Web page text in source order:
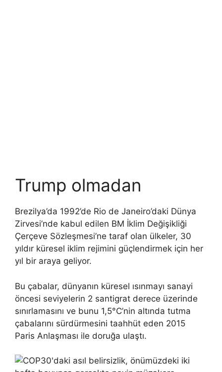
Trump olmadan
Brezilya’da 1992’de Rio de Janeiro’daki Dünya
Zirvesi’nde kabul edilen BM İklim Değişikliği
Çerçeve Sözleşmesi’ne taraf olan ülkeler, 30
yıldır küresel iklim rejimini güçlendirmek için her
yıl bir araya geliyor.
Bu çabalar, dünyanın küresel ısınmayı sanayi
öncesi seviyelerin 2 santigrat derece üzerinde
sınırlamasını ve bunu 1,5°C’nin altında tutma
çabalarını sürdürmesini taahhüt eden 2015
Paris Anlaşması ile doruğa ulaştı.